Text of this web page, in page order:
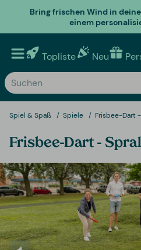
Bring frischen Wind in
einem
Topliste Neu
Spiel & Spaß Spiele Frisbee-Dart
Frisbee-Dart -